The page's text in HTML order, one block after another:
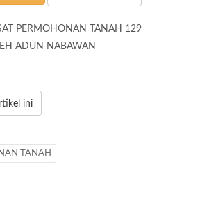
PERMOHONAN TANAH 129
ADUN NABAWAN
ini
TANAH